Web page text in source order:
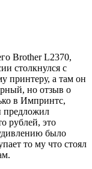
Brother L2370,
столкнулся с
принтеру, а там он
но отзыв о
в Импринтс,
предложил
рублей, это
было
то му что стоял